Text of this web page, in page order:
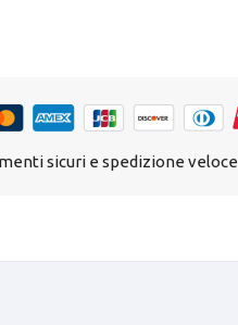
sicuri e spedizione veloce